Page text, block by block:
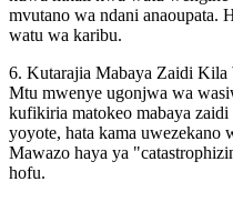
mvutano wa ndani anaoupata.
watu wa karibu.
6. Kutarajia Mabaya Zaidi Kila
Mtu mwenye ugonjwa wa
kufikiria matokeo mabaya
yoyote, hata kama uwezekano
Mawazo haya ya
hofu.